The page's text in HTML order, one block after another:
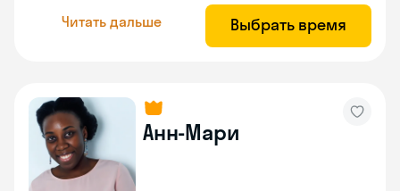
Читать дальше Выбрать время
Анн-Мари